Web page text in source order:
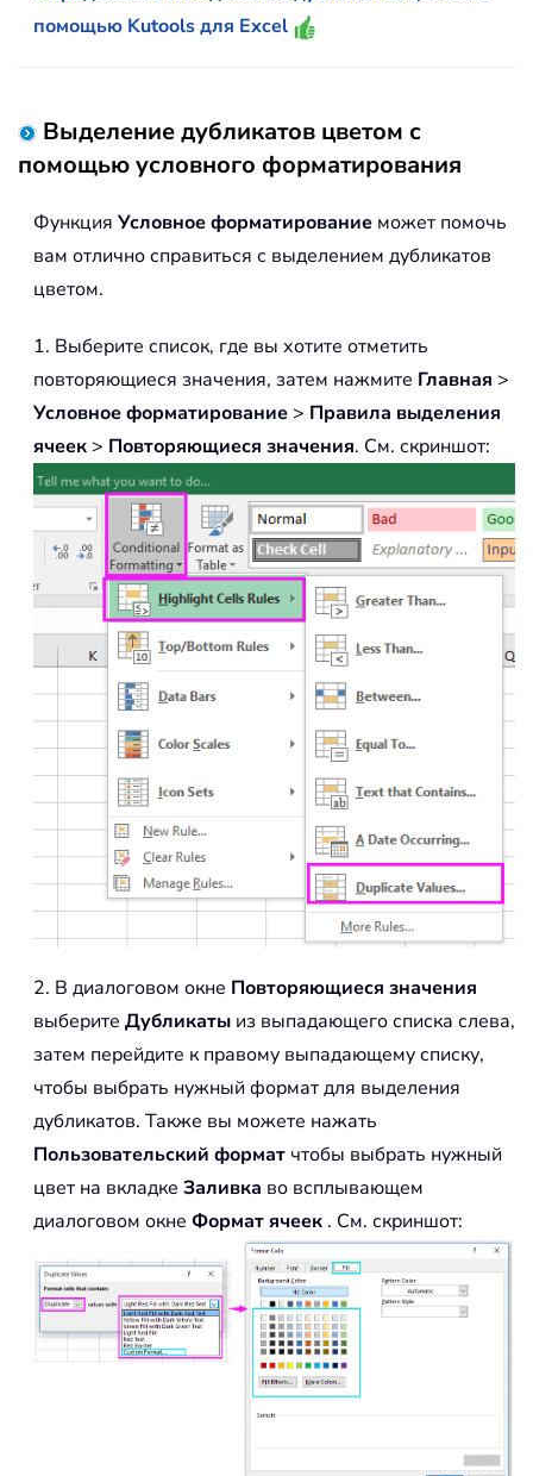
помощью Kutools для Excel
Выделение дубликатов цветом с
помощью условного форматирования
Функция Условное форматирование может помочь
вам отлично справиться с выделением дубликатов
цветом.
1. Выберите список, где вы хотите отметить
повторяющиеся значения, затем нажмите Главная >
Условное форматирование > Правила выделения
ячеек > Повторяющиеся значения. См. скриншот:
2. В диалоговом окне Повторяющиеся значения
выберите Дубликаты из выпадающего списка слева,
затем перейдите к правому выпадающему списку,
чтобы выбрать нужный формат для выделения
дубликатов. Также вы можете нажать
Пользовательский формат чтобы выбрать нужный
цвет на вкладке Заливка во всплывающем
диалоговом окне Формат ячеек . См. скриншот: